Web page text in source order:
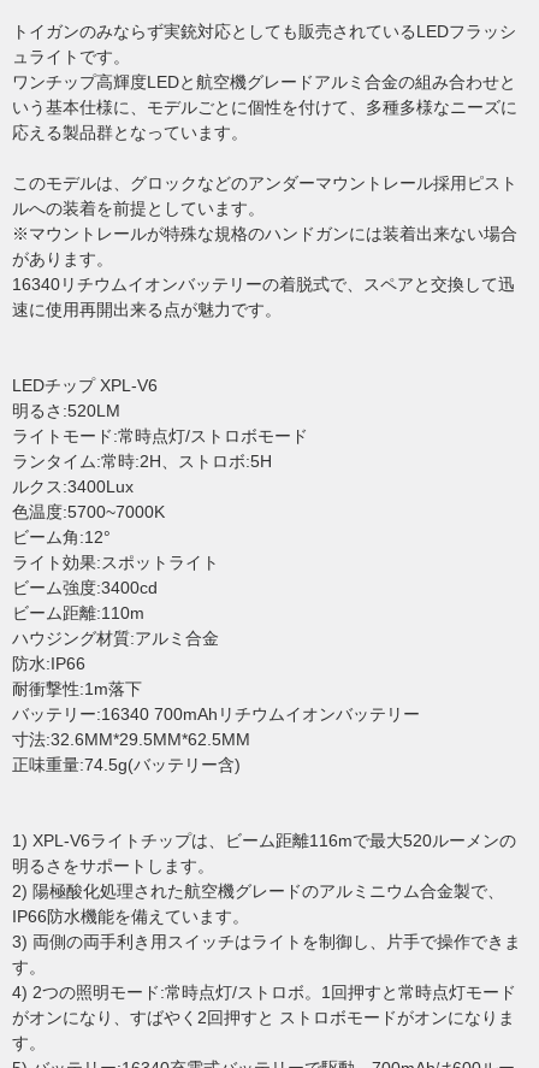
トイガンのみならず実銃対応としても販売されているLEDフラッシ
ュライトです。
ワンチップ高輝度LEDと航空機グレードアルミ合金の組み合わせと
いう基本仕様に、モデルごとに個性を付けて、多種多様なニーズに
応える製品群となっています。
このモデルは、グロックなどのアンダーマウントレール採用ピスト
ルへの装着を前提としています。
※マウントレールが特殊な規格のハンドガンには装着出来ない場合
があります。
16340リチウムイオンバッテリーの着脱式で、スペアと交換して迅
速に使用再開出来る点が魅力です。
LEDチップ XPL-V6
明るさ:520LM
ライトモード:常時点灯/ストロボモード
ランタイム:常時:2H、ストロボ:5H
ルクス:3400Lux
色温度:5700~7000K
ビーム角:12°
ライト効果:スポットライト
ビーム強度:3400cd
ビーム距離:110m
ハウジング材質:アルミ合金
防水:IP66
耐衝撃性:1m落下
バッテリー:16340 700mAhリチウムイオンバッテリー
寸法:32.6MM*29.5MM*62.5MM
正味重量:74.5g(バッテリー含)
1) XPL-V6ライトチップは、ビーム距離116mで最大520ルーメンの
明るさをサポートします。
2) 陽極酸化処理された航空機グレードのアルミニウム合金製で、
IP66防水機能を備えています。
3) 両側の両手利き用スイッチはライトを制御し、片手で操作できま
す。
4) 2つの照明モード:常時点灯/ストロボ。1回押すと常時点灯モード
がオンになり、すばやく2回押すと ストロボモードがオンになりま
す。